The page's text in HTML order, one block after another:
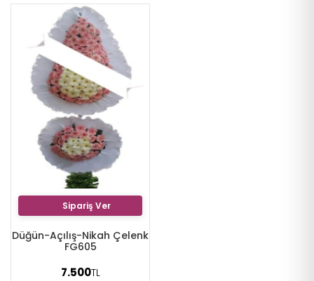
Sipariş Ver
Düğün-Açılış-Nikah Çelenk
FG605
7.500TL